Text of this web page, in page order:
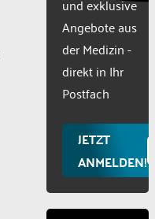
used.
Powered
Consent
und exklusive
Angebote aus
der Medizin -
direkt in Ihr
Postfach
JETZT
ANMELDEN!